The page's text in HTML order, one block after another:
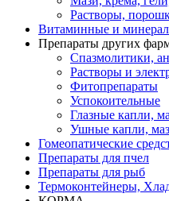
Растворы,
Витаминные и
Препараты других
Спазмолитики,
Растворы и
Фитопрепараты
Успокоительные
Глазные капли,
Ушные капли,
Гомеопатические
Препараты для пчел
Препараты для рыб
Термоконтейнеры,